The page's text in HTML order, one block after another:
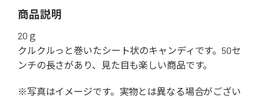
商品説明
20ｇ
クルクルっと巻いたシート状のキャンディです。50セ
ンチの長さがあり、見た目も楽しい商品です。
※写真はイメージです。実物とは異なる場合がござい